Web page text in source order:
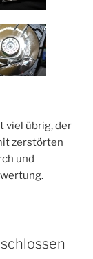
viel übrig, der
zerstörten
und